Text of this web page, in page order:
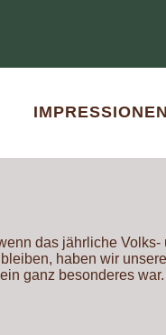
IMPRESSIONEN
das jährliche Volks-
haben wir
ganz besonderes war.